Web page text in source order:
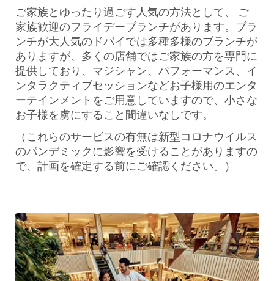
ご家族とゆったり過ごす人気の方法として、 ご
家族歓迎のフライデーブランチがあります。ブラ
ンチが大人気のドバイでは多種多様のブランチが
ありますが、多くの店舗ではご家族の方を専門に
提供しており、マジシャン、パフォーマンス、イ
ンタラクティブセッションなどお子様用のエンタ
ーテインメントをご用意していますので、小さな
お子様を虜にすること間違いなしです。
（これらのサービスの有無は新型コロナウイルス
のパンデミックに影響を受けることがありますの
で、計画を確定する前にご確認ください。）